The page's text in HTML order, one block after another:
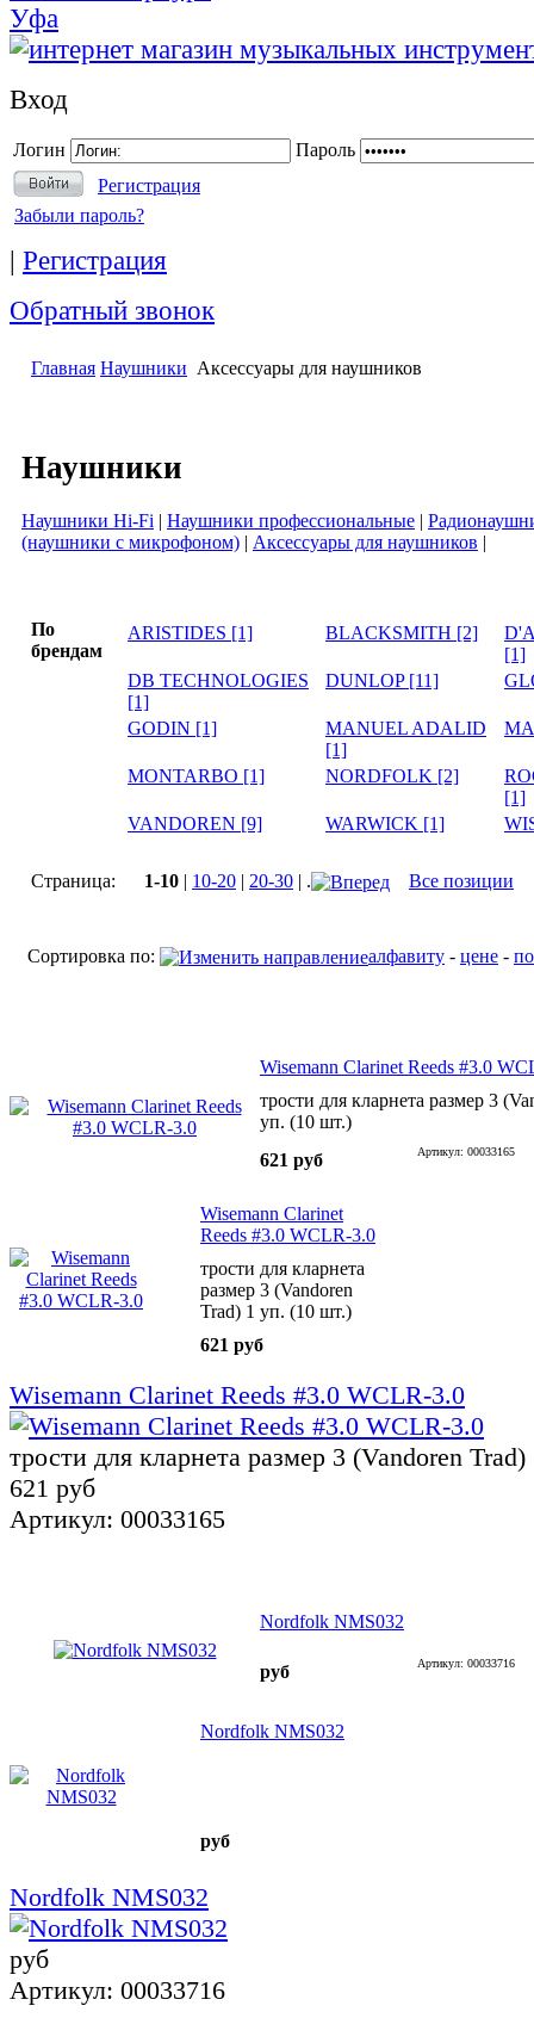
Уфа
Вход
Логин
Пароль
Регистрация
Забыли пароль?
| Регистрация
Обратный звонок
Главная Наушники Аксессуары для наушников
Наушники
Наушники Hi-Fi | Наушники профессиональные |
(наушники с микрофоном) | Аксессуары для наушников |
По
брендам
ARISTIDES [1] BLACKSMITH [2]
[1]
DB TECHNOLOGIES
[1]
DUNLOP [11]
GODIN [1]
MANUEL ADALID
[1]
MONTARBO [1] NORDFOLK [2]
[1]
VANDOREN [9]
WARWICK [1]
Страница: 1-10 | 10-20 | 20-30 | . Все позиции
Сортировка по: алфавиту - цене -
Wisemann Clarinet Reeds #3.0
трости для кларнета размер 3
уп. (10 шт.)
621 руб
Артикул: 00033165
Wisemann Clarinet
Reeds #3.0 WCLR-3.0
трости для кларнета
размер 3 (Vandoren
Trad) 1 уп. (10 шт.)
621 руб
Wisemann Clarinet Reeds #3.0 WCLR-3.0
трости для кларнета размер 3 (Vandoren
621 руб
Артикул: 00033165
Nordfolk NMS032
руб Артикул: 00033716
Nordfolk NMS032
руб
Nordfolk NMS032
руб
Артикул: 00033716